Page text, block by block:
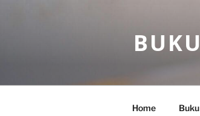
BUKU
Home Buku